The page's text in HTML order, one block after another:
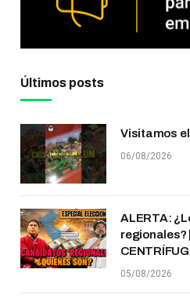
Últimos posts
Visitamos
06/08/2026
ALERTA:
regionales?
05/08/2026